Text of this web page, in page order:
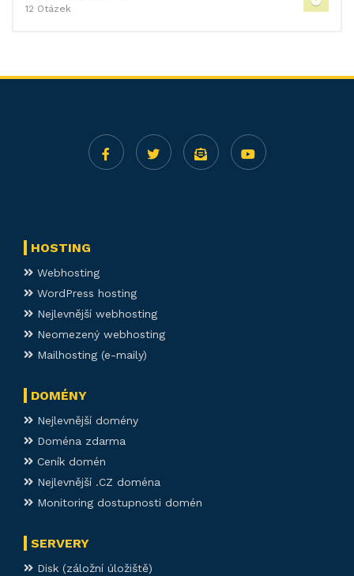
12 Otázek
HOSTING
Webhosting
WordPress hosting
Nejlevnější webhosting
Neomezený webhosting
Mailhosting (e-maily)
DOMÉNY
Nejlevnější domény
Doména zdarma
Ceník domén
Nejlevnější .CZ doména
Monitoring dostupnosti domén
SERVERY
Disk (záložní úložiště)